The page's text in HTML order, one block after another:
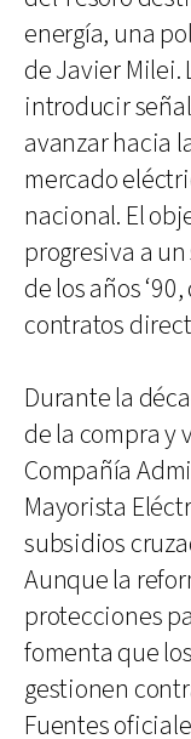
energía, una
de Javier
introducir
avanzar hacia
mercado
nacional. El
progresiva a
de los años
contratos
Durante la
de la compra y
Compañía
Mayorista
subsidios
Aunque la
protecciones
fomenta que
gestionen
Fuentes